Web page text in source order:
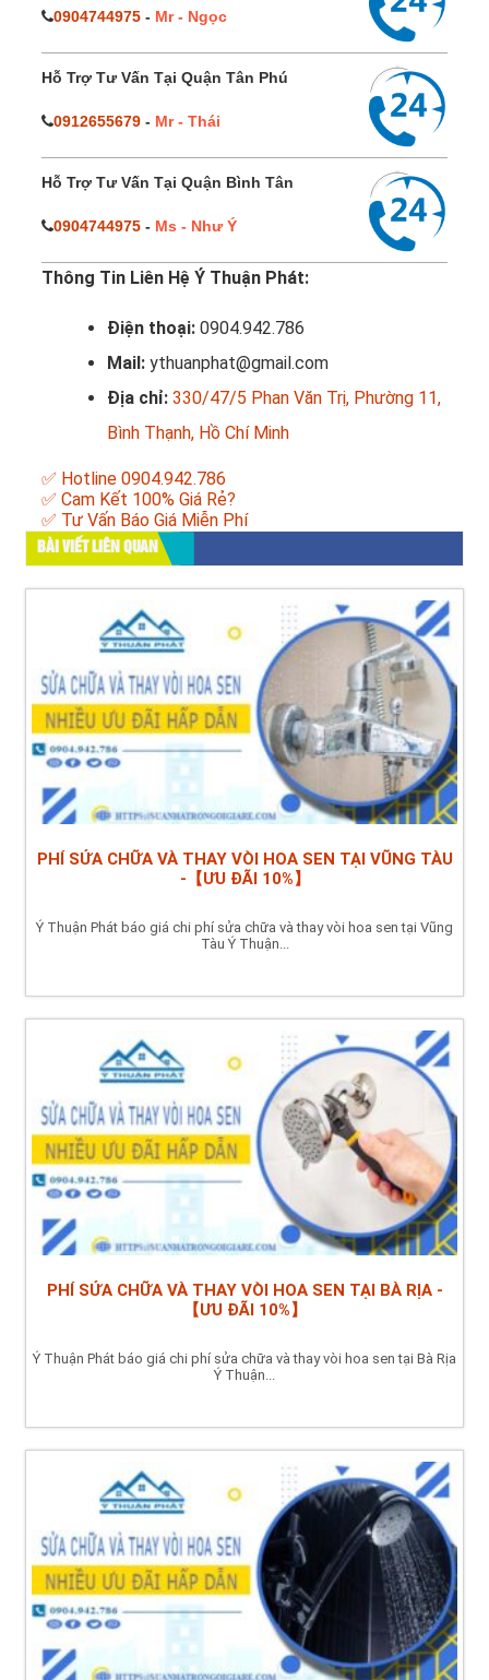
0904744975 - Mr - Ngọc
Hỗ Trợ Tư Vấn Tại Quận Tân Phú
0912655679 - Mr - Thái
Hỗ Trợ Tư Vấn Tại Quận Bình Tân
0904744975 - Ms - Như Ý
Thông Tin Liên Hệ Ý Thuận Phát:
Điện thoại: 0904.942.786
Mail: ythuanphat@gmail.com
Địa chỉ: 330/47/5 Phan Văn Trị, Phường 11,
Bình Thạnh, Hồ Chí Minh
✅ Hotline 0904.942.786
✅ Cam Kết 100% Giá Rẻ?
✅ Tư Vấn Báo Giá Miễn Phí
BÀI VIẾT LIÊN QUAN
PHÍ SỬA CHỮA VÀ THAY VÒI HOA SEN TẠI VŨNG TÀU
-【ƯU ĐÃI 10%】
Ý Thuận Phát báo giá chi phí sửa chữa và thay vòi hoa sen tại Vũng
Tàu Ý Thuận...
PHÍ SỬA CHỮA VÀ THAY VÒI HOA SEN TẠI BÀ RỊA -
【ƯU ĐÃI 10%】
Ý Thuận Phát báo giá chi phí sửa chữa và thay vòi hoa sen tại Bà Rịa
Ý Thuận...